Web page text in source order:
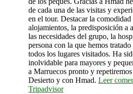
de cada una de las visitas y
en el tour. Destacar la comodidad
alojamientos, la predisposición a
las necesidades del grupo, la
persona con la que hemos
todos los lugares visitados. Ha
inolvidable para mayores y
a Marruecos pronto y
Desierto y con Hmad. Leer
Tripadvisor